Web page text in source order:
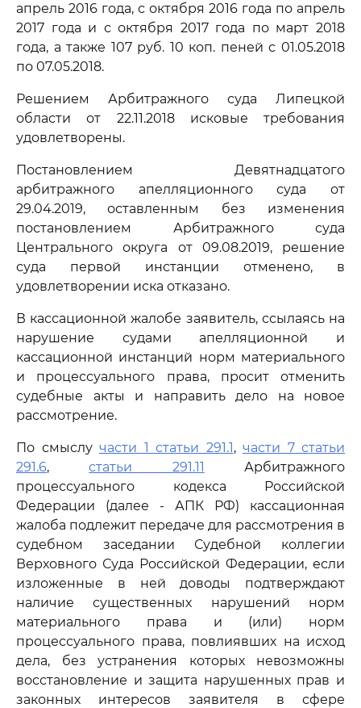
апрель 2016 года, с октября 2016 года по апрель
2017 года и с октября 2017 года по март 2018
года, а также 107 руб. 10 коп. пеней с 01.05.2018
по 07.05.2018.
Решением Арбитражного суда Липецкой
области от 22.11.2018 исковые требования
удовлетворены.
Постановлением Девятнадцатого
арбитражного апелляционного суда от
29.04.2019, оставленным без изменения
постановлением Арбитражного суда
Центрального округа от 09.08.2019, решение
суда первой инстанции отменено, в
удовлетворении иска отказано.
В кассационной жалобе заявитель, ссылаясь на
нарушение судами апелляционной и
кассационной инстанций норм материального
и процессуального права, просит отменить
судебные акты и направить дело на новое
рассмотрение.
По смыслу части 1 статьи 291.1, части 7 статьи
291.6,статьи 291.11 Арбитражного
процессуального кодекса Российской
Федерации (далее - АПК РФ) кассационная
жалоба подлежит передаче для рассмотрения в
судебном заседании Судебной коллегии
Верховного Суда Российской Федерации, если
изложенные в ней доводы подтверждают
наличие существенных нарушений норм
материального права и (или) норм
процессуального права, повлиявших на исход
дела, без устранения которых невозможны
восстановление и защита нарушенных прав и
законных интересов заявителя в сфере